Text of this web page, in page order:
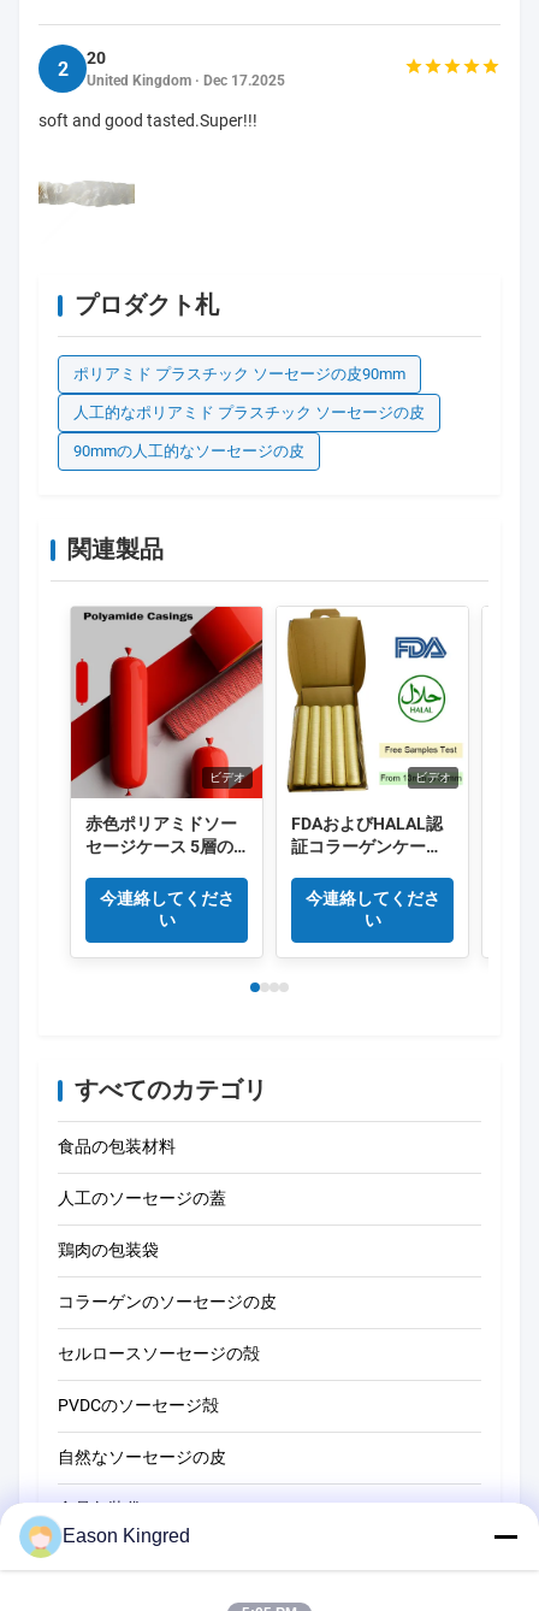
2 20
United Kingdom · Dec 17.2025
soft and good tasted.Super!!!
プロダクト札
ポリアミド プラスチック ソーセージの皮90mm
人工的なポリアミド プラスチック ソーセージの皮
90mmの人工的なソーセージの皮
関連製品
ビデオ
赤色ポリアミドソー
セージケース 5層の
Co 排出 肉ソーセージ
パッケージ
今連絡してくださ
い
ビデオ
FDAおよびHALAL認
証コラーゲンケーシ
ル/本、スモークソー
セージに優れた煙透
過性
今連絡してくださ
い
すべてのカテゴリ
食品の包装材料
人工のソーセージの蓋
鶏肉の包装袋
コラーゲンのソーセージの皮
セルロースソーセージの殻
PVDCのソーセージ殻
自然なソーセージの皮
食品包装袋
Eason Kingred